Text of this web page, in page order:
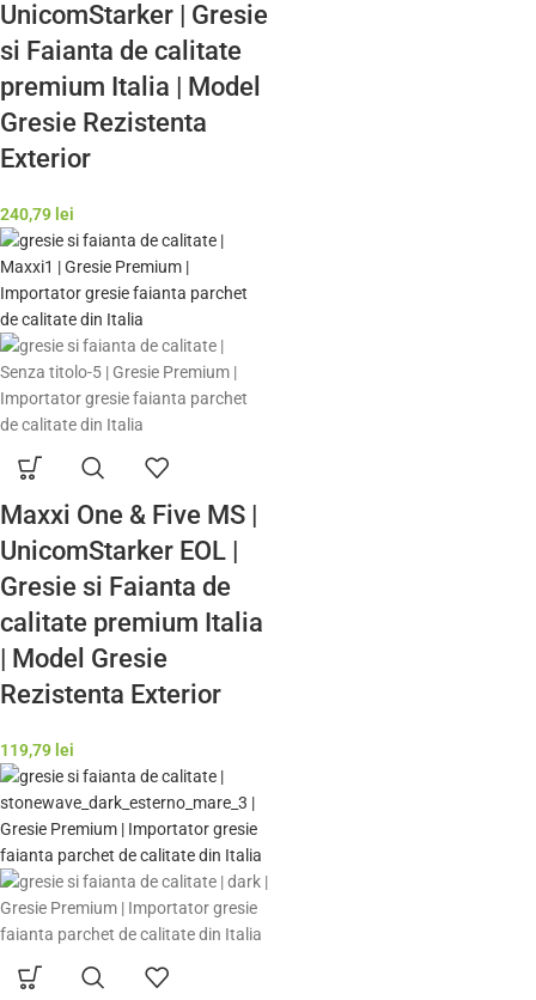
UnicomStarker | Gresie
si Faianta de calitate
premium Italia | Model
Gresie Rezistenta
Exterior
240,79 lei
Maxxi One & Five MS |
UnicomStarker EOL |
Gresie si Faianta de
calitate premium Italia
| Model Gresie
Rezistenta Exterior
119,79 lei